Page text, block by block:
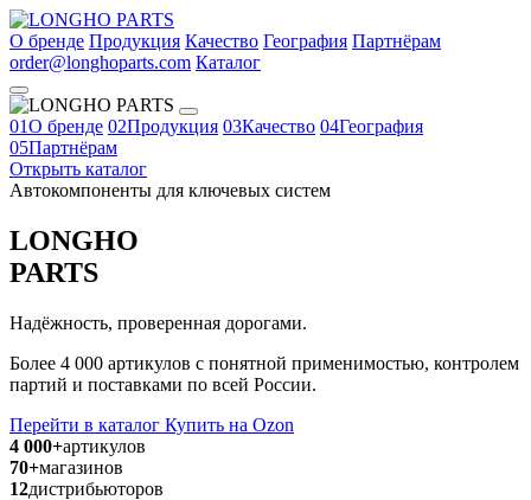
О бренде Продукция Качество География Партнёрам
order@longhoparts.com Каталог
01О бренде 02Продукция 03Качество 04География
05Партнёрам
Открыть каталог
Автокомпоненты для ключевых систем
LONGHO
PARTS
Надёжность, проверенная дорогами.
Более 4 000 артикулов с понятной применимостью, контролем
партий и поставками по всей России.
Перейти в каталог Купить на Ozon
4 000+артикулов
70+магазинов
12дистрибьюторов